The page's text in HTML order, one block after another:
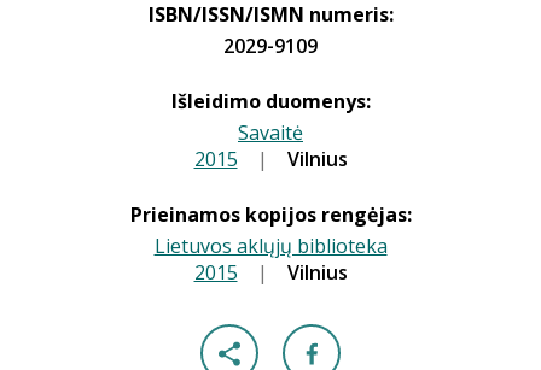
ISBN/ISSN/ISMN numeris:
2029-9109
Išleidimo duomenys:
Savaitė
2015 | Vilnius
Prieinamos kopijos rengėjas:
Lietuvos aklųjų biblioteka
2015 | Vilnius